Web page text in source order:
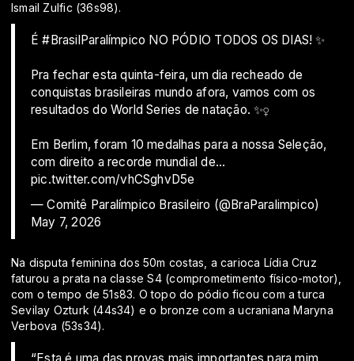
Ismail Zulfic (36s98).
É#BrasilParalímpico NO PÓDIO TODOS OS DIAS! ✨
Pra fechar esta quinta-feira, um dia recheado de
conquistas brasileiras mundo afora, vamos com os
resultados do World Series de natação. ✨‍♀️
Em Berlim, foram 10 medalhas para a nossa Seleção,
com direito a recorde mundial de…
pic.twitter.com/vhCSghvD5e
— Comitê Paralímpico Brasileiro (@BraParalimpico)
May 7, 2026
Na disputa feminina dos 50m costas, a carioca Lídia Cruz
faturou a prata na classe S4 (comprometimento físico-motor),
com o tempo de 51s83. O topo do pódio ficou com a turca
Sevilay Ozturk (44s34) e o bronze com a ucraniana Maryna
Verbova (53s34).